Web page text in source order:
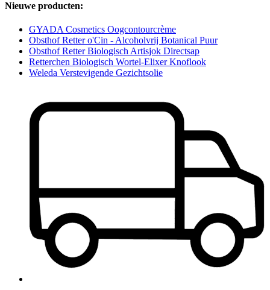
Nieuwe producten:
GYADA Cosmetics Oogcontourcrème
Obsthof Retter o'Cin - Alcoholvrij Botanical Puur
Obsthof Retter Biologisch Artisjok Directsap
Retterchen Biologisch Wortel-Elixer Knoflook
Weleda Verstevigende Gezichtsolie